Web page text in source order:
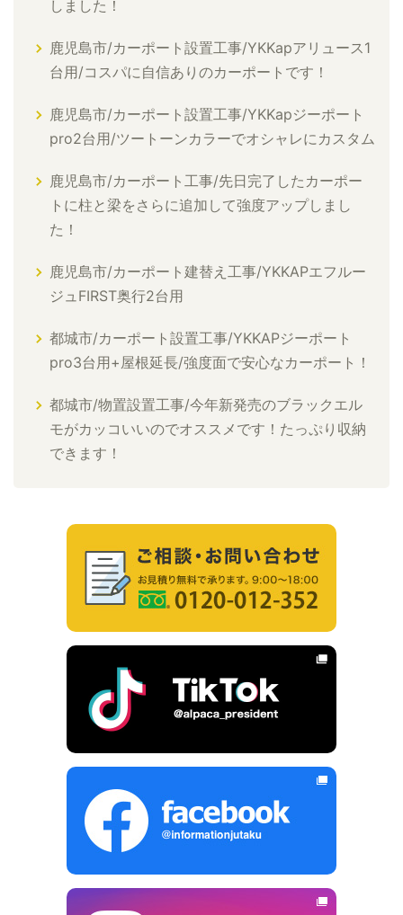
しました！
鹿児島市/カーポート設置工事/YKKapアリュース1
台用/コスパに自信ありのカーポートです！
鹿児島市/カーポート設置工事/YKKapジーポート
pro2台用/ツートーンカラーでオシャレにカスタム
鹿児島市/カーポート工事/先日完了したカーポー
トに柱と梁をさらに追加して強度アップしまし
た！
鹿児島市/カーポート建替え工事/YKKAPエフルー
ジュFIRST奥行2台用
都城市/カーポート設置工事/YKKAPジーポート
pro3台用+屋根延長/強度面で安心なカーポート！
都城市/物置設置工事/今年新発売のブラックエル
モがカッコいいのでオススメです！たっぷり収納
できます！